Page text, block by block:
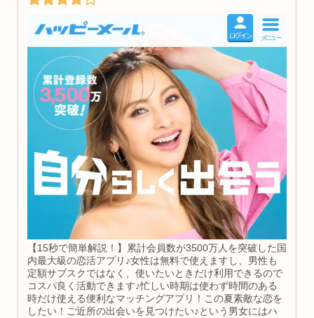
【15秒で簡単解説！】累計会員数が3500万人を突破した国
内最大級の恋活アプリ♪女性は無料で使えますし、男性も
定額サブスクではなく、使いたいときだけ利用できるので
コスパ良く活動できます♪忙しい時期は使わず時間のある
時だけ使える便利なマッチングアプリ！この夏素敵な恋を
したい！ご近所の出会いを見つけたい♪という男女にはハ